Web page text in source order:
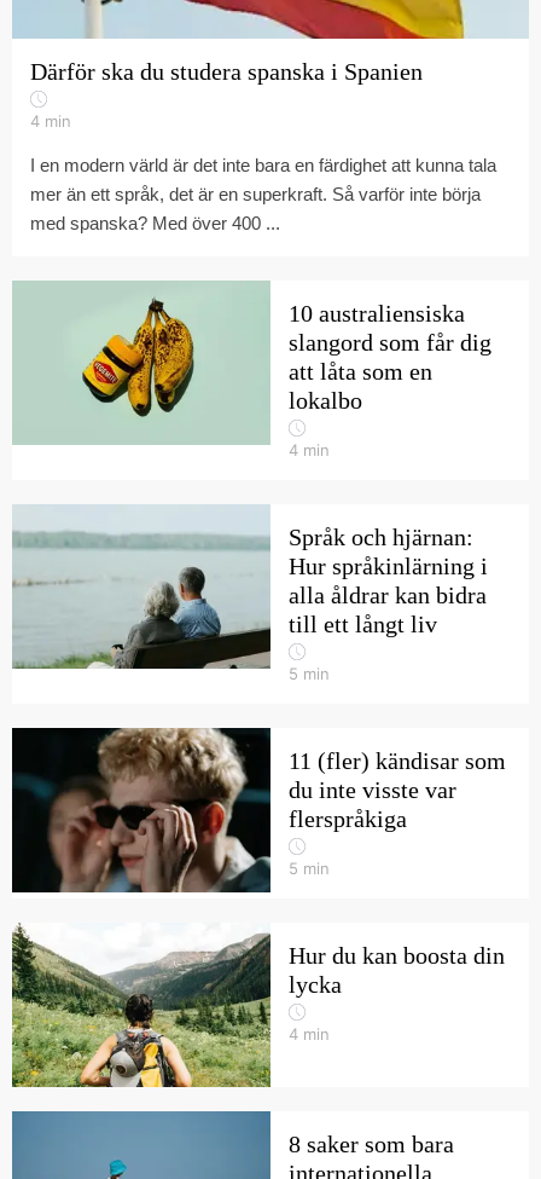
Därför ska du studera spanska i Spanien
4 min
I en modern värld är det inte bara en färdighet att kunna tala
mer än ett språk, det är en superkraft. Så varför inte börja
med spanska? Med över 400 ...
10 australiensiska
slangord som får dig
att låta som en
lokalbo
4 min
Språk och hjärnan:
Hur språkinlärning i
alla åldrar kan bidra
till ett långt liv
5 min
11 (fler) kändisar som
du inte visste var
flerspråkiga
5 min
Hur du kan boosta din
lycka
4 min
8 saker som bara
internationella